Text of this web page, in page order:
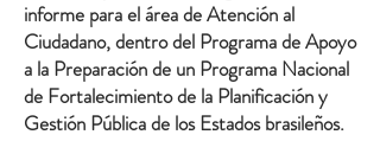
informe para el área de Atención al
Ciudadano, dentro del Programa de Apoyo
a la Preparación de un Programa Nacional
de Fortalecimiento de la Planificación y
Gestión Pública de los Estados brasileños.